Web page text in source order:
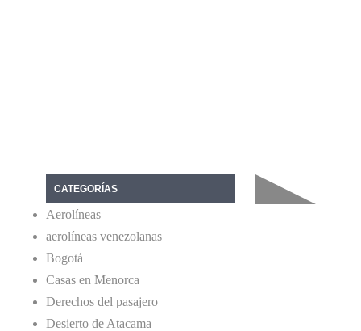
CATEGORÍAS
Aerolíneas
aerolíneas venezolanas
Bogotá
Casas en Menorca
Derechos del pasajero
Desierto de Atacama